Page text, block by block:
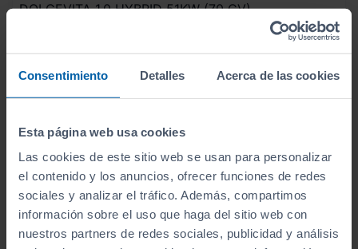
Consentimiento Detalles Acerca de las cookies
Esta página web usa cookies
Las cookies de este sitio web se usan para personalizar
el contenido y los anuncios, ofrecer funciones de redes
sociales y analizar el tráfico. Además, compartimos
información sobre el uso que haga del sitio web con
nuestros partners de redes sociales, publicidad y análisis
DOLCEVITA 1.0 HYBRID 51KW (70 CV)